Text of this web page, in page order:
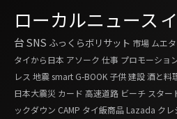
ローカルニュース
台SNS ふっくらボリサット 市場 ムエ
タイから日本 アソーク 仕事 プロモーショ
レス 地震smart G-BOOK 子供建設酒と料
日本大震災 カード 高速道路 ビーチ スター
ックダウン CAMP タイ飯商品Lazada クレ